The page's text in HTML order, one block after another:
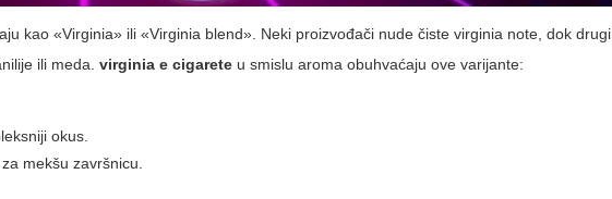
kao «Virginia» ili «Virginia blend». Neki proizvođači nude čiste virginia note, dok drugi
ili meda.virginia e cigarete u smislu aroma obuhvaćaju ove varijante:
okus.
mekšu završnicu.